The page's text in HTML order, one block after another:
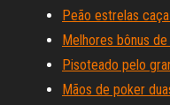
Peão estrelas
Melhores bônus
Pisoteado pelo
Mãos de poker